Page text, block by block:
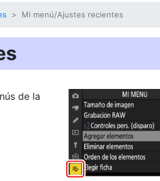
Mi menú/Ajustes recientes
de la